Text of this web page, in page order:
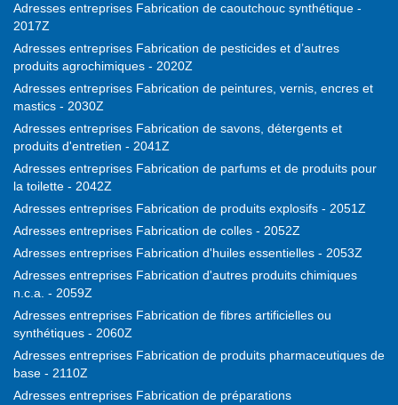
Adresses entreprises Fabrication de caoutchouc synthétique -
2017Z
Adresses entreprises Fabrication de pesticides et d’autres
produits agrochimiques - 2020Z
Adresses entreprises Fabrication de peintures, vernis, encres et
mastics - 2030Z
Adresses entreprises Fabrication de savons, détergents et
produits d'entretien - 2041Z
Adresses entreprises Fabrication de parfums et de produits pour
la toilette - 2042Z
Adresses entreprises Fabrication de produits explosifs - 2051Z
Adresses entreprises Fabrication de colles - 2052Z
Adresses entreprises Fabrication d'huiles essentielles - 2053Z
Adresses entreprises Fabrication d'autres produits chimiques
n.c.a. - 2059Z
Adresses entreprises Fabrication de fibres artificielles ou
synthétiques - 2060Z
Adresses entreprises Fabrication de produits pharmaceutiques de
base - 2110Z
Adresses entreprises Fabrication de préparations